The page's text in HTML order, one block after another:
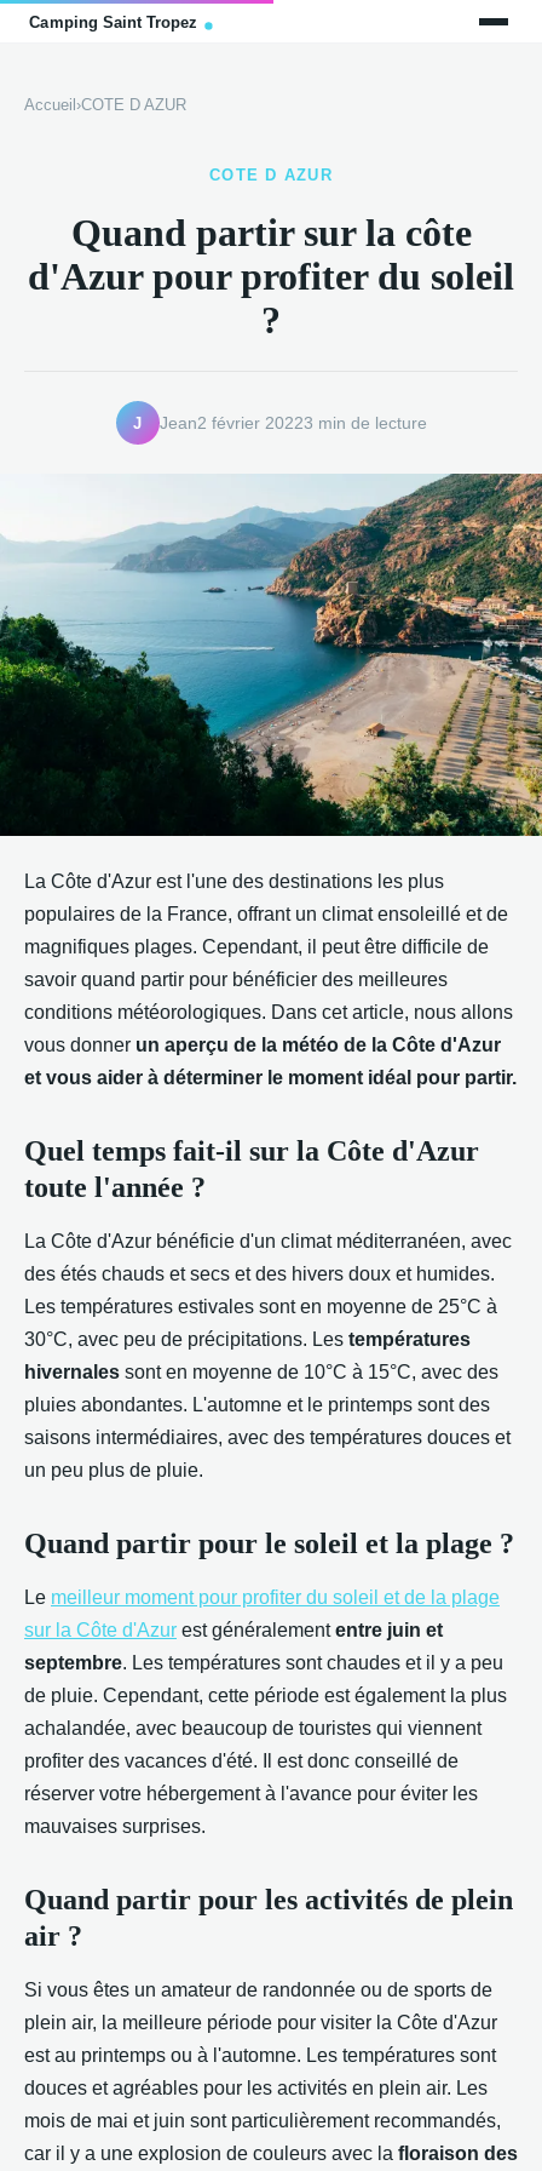
Accueil ›COTE D AZUR
COTE D AZUR
Quand partir sur la côte
d'Azur pour profiter du soleil
?
J Jean2 février 20223 min de lecture
La Côte d'Azur est l'une des destinations les plus
populaires de la France, offrant un climat ensoleillé et de
magnifiques plages. Cependant, il peut être difficile de
savoir quand partir pour bénéficier des meilleures
conditions météorologiques. Dans cet article, nous allons
vous donner un aperçu de la météo de la Côte d'Azur
et vous aider à déterminer le moment idéal pour partir.
Quel temps fait-il sur la Côte d'Azur
toute l'année ?
La Côte d'Azur bénéficie d'un climat méditerranéen, avec
des étés chauds et secs et des hivers doux et humides.
Les températures estivales sont en moyenne de 25°C à
30°C, avec peu de précipitations. Les températures
hivernales sont en moyenne de 10°C à 15°C, avec des
pluies abondantes. L'automne et le printemps sont des
saisons intermédiaires, avec des températures douces et
un peu plus de pluie.
Quand partir pour le soleil et la plage ?
Le meilleur moment pour profiter du soleil et de la plage
sur la Côte d'Azur est généralemententre juin et
septembre. Les températures sont chaudes et il y a peu
de pluie. Cependant, cette période est également la plus
achalandée, avec beaucoup de touristes qui viennent
profiter des vacances d'été. Il est donc conseillé de
réserver votre hébergement à l'avance pour éviter les
mauvaises surprises.
Quand partir pour les activités de plein
air ?
Si vous êtes un amateur de randonnée ou de sports de
plein air, la meilleure période pour visiter la Côte d'Azur
est au printemps ou à l'automne. Les températures sont
douces et agréables pour les activités en plein air. Les
mois de mai et juin sont particulièrement recommandés,
car il y a une explosion de couleurs avec la floraison des